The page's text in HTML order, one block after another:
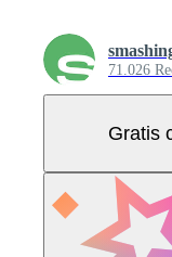
71.026
Gratis